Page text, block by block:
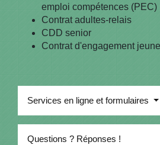
emploi compétences (PEC)
Contrat adultes-relais
CDD senior
Contrat d'engagement jeune
Services en ligne et formulaires
Questions ? Réponses !